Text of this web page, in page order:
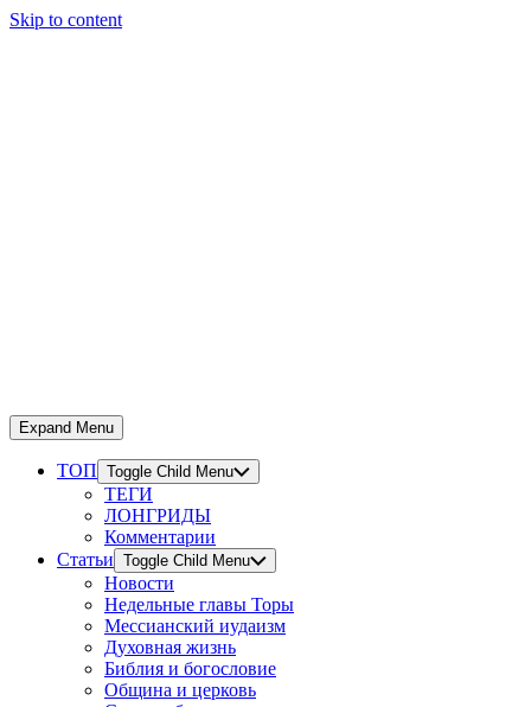
Skip to content
Expand Menu
ТОП Toggle Child Menu
ТЕГИ
ЛОНГРИДЫ
Комментарии
Статьи Toggle Child Menu
Новости
Недельные главы Торы
Мессианский иудаизм
Духовная жизнь
Библия и богословие
Община и церковь